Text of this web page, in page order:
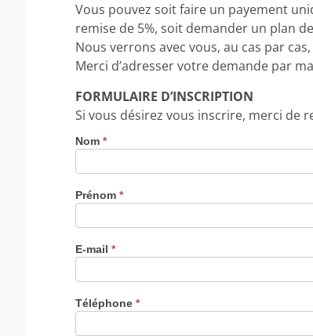
Vous pouvez soit faire un payement
remise de 5%, soit demander un plan
Nous verrons avec vous, au cas par
Merci d’adresser votre demande par
FORMULAIRE D’INSCRIPTION
Si vous désirez vous inscrire, merci de
Nom *
Prénom *
E-mail *
Téléphone *